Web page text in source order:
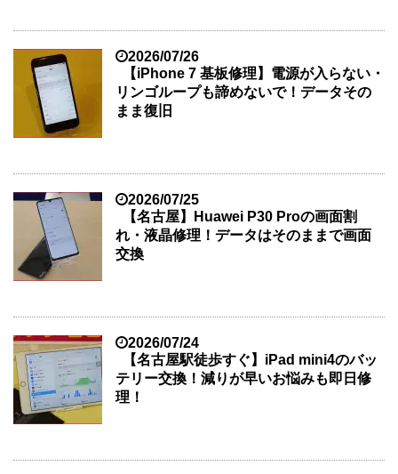
2026/07/26
【iPhone 7 基板修理】電源が入らない・
リンゴループも諦めないで！データその
まま復旧
2026/07/25
【名古屋】Huawei P30 Proの画面割
れ・液晶修理！データはそのままで画面
交換
2026/07/24
【名古屋駅徒歩すぐ】iPad mini4のバッ
テリー交換！減りが早いお悩みも即日修
理！